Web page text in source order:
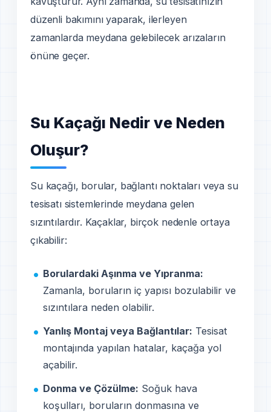
düzenli bakımını yaparak, ilerleyen
zamanlarda meydana gelebilecek arızaların
önüne geçer.
Su Kaçağı Nedir ve Neden
Oluşur?
Su kaçağı, borular, bağlantı noktaları veya su
tesisatı sistemlerinde meydana gelen
sızıntılardır. Kaçaklar, birçok nedenle ortaya
çıkabilir:
Borulardaki Aşınma ve Yıpranma:
Zamanla, boruların iç yapısı bozulabilir ve
sızıntılara neden olabilir.
Yanlış Montaj veya Bağlantılar: Tesisat
montajında yapılan hatalar, kaçağa yol
açabilir.
Donma ve Çözülme: Soğuk hava
koşulları, boruların donmasına ve